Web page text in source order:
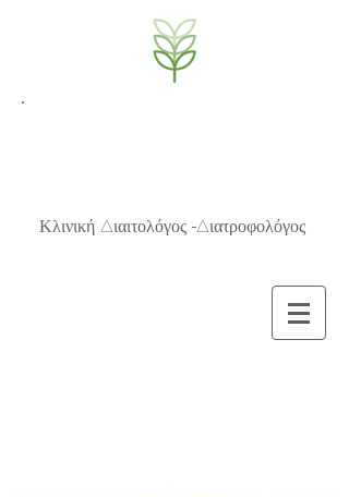
Κλινική Διαιτολόγος -Διατροφολόγος